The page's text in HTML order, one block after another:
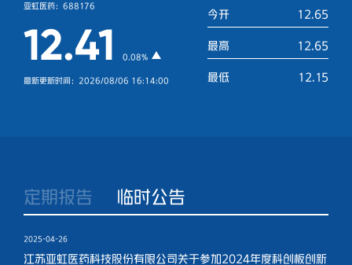
亚虹医药：688176
12.41 0.08%
最新更新时间：2026/08/06 16:14:00
今开 12.65
最高 12.65
最低 12.15
定期报告 临时公告
2025-04-26
江苏亚虹医药科技股份有限公司关于参加2024年度科创板创新